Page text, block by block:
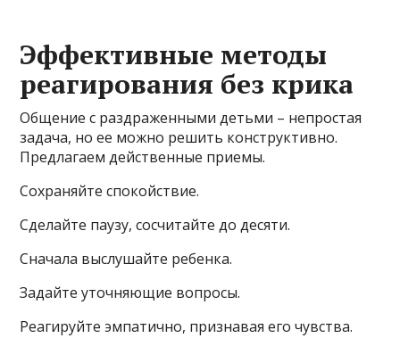
Эффективные методы
реагирования без крика
Общение с раздраженными детьми – непростая
задача, но ее можно решить конструктивно.
Предлагаем действенные приемы.
Сохраняйте спокойствие.
Сделайте паузу, сосчитайте до десяти.
Сначала выслушайте ребенка.
Задайте уточняющие вопросы.
Реагируйте эмпатично, признавая его чувства.